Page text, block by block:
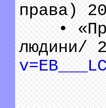
права)
•
людини/